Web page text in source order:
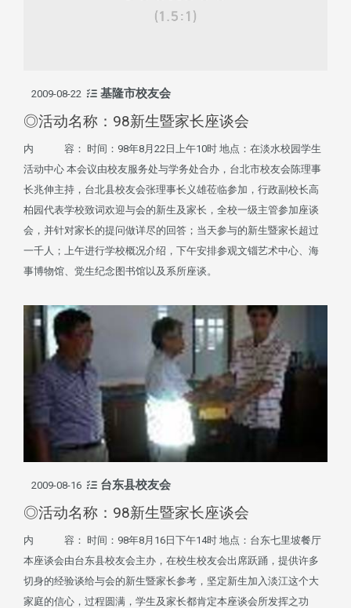
2009-08-22 基隆市校友会
◎活动名称：98新生暨家长座谈会
内 容： 时间：98年8月22日上午10时 地点：在淡水校园学生
活动中心 本会议由校友服务处与学务处合办，台北市校友会陈理事
长兆伸主持，台北县校友会张理事长义雄莅临参加，行政副校长高
柏园代表学校致词欢迎与会的新生及家长，全校一级主管参加座谈
会，并针对家长的提问做详尽的回答；当天参与的新生暨家长超过
一千人；上午进行学校概况介绍，下午安排参观文锱艺术中心、海
事博物馆、觉生纪念图书馆以及系所座谈。
2009-08-16 台东县校友会
◎活动名称：98新生暨家长座谈会
内 容： 时间：98年8月16日下午14时 地点：台东七里坡餐厅
本座谈会由台东县校友会主办，在校生校友会出席跃踊，提供许多
切身的经验谈给与会的新生暨家长参考，坚定新生加入淡江这个大
家庭的信心，过程圆满，学生及家长都肯定本座谈会所发挥之功